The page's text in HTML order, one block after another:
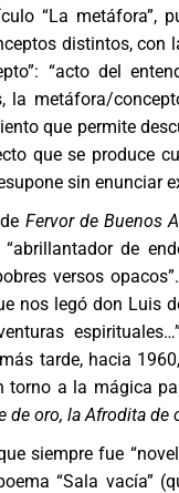
“La metáfora”,
distintos, con
“acto del
la metáfora/
que permite
que se produce
sin enunciar
Fervor de Buenos
de
versos
nos legó don Luis
tarde, hacia
torno a la mágica
de oro, la Afrodita
siempre fue
“Sala vacía”